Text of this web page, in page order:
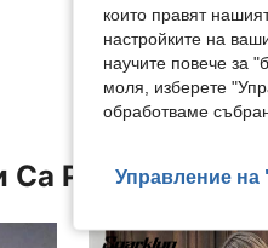
Вижте Още
Са
които правят
настройките на
научите повече за
моля, изберете
обработваме
Управление на